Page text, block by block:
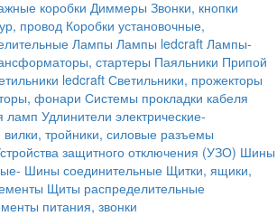
коробки Диммеры Звонки, кнопки
провод Коробки установочные,
Лампы Лампы ledcraft Лампы-
стартеры Паяльники Припой
ledcraftСветильники, прожекторы
фонари Системы прокладки кабеля
ламп Удлинители электрические-
тройники, силовые разъемы
защитного отключения (УЗО) Шины
Шины соединительные Щитки, ящики,
Щиты распределительные
питания, звонки